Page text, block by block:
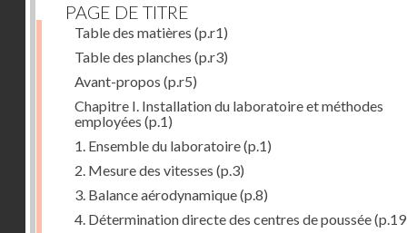
PAGE DE TITRE
Table des matières (p.r1)
Table des planches (p.r3)
Avant-propos (p.r5)
Chapitre I. Installation du laboratoire et méthodes
employées (p.1)
1. Ensemble du laboratoire(p.1)
2. Mesure des vitesses (p.3)
3. Balance aérodynamique(p.8)
4. Détermination directe des centres de poussée